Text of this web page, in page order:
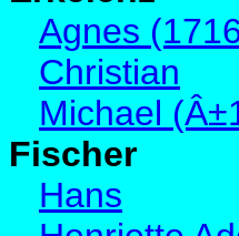
Agnes
Christian
Michael
Fischer
Hans